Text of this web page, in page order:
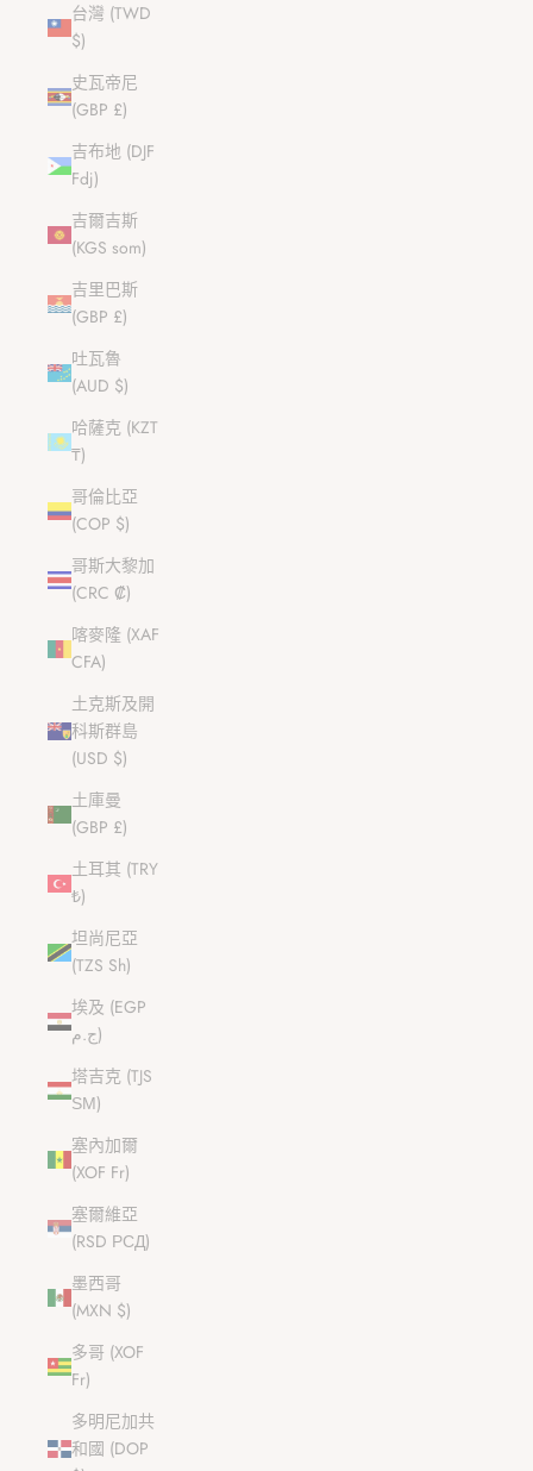
台灣 (TWD
$)
史瓦帝尼
(GBP £)
吉布地 (DJF
Fdj)
吉爾吉斯
(KGS som)
吉里巴斯
(GBP £)
吐瓦魯
(AUD $)
哈薩克 (KZT
₸)
哥倫比亞
(COP $)
哥斯大黎加
(CRC ₡)
喀麥隆 (XAF
CFA)
土克斯及開
科斯群島
(USD $)
土庫曼
(GBP £)
土耳其 (TRY
₺)
坦尚尼亞
(TZS Sh)
埃及 (EGP
ج.م)
塔吉克 (TJS
ЅМ)
塞內加爾
(XOF Fr)
塞爾維亞
(RSD РСД)
墨西哥
(MXN $)
多哥 (XOF
Fr)
多明尼加共
和國 (DOP